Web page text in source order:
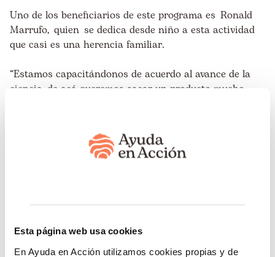
Esta página web usa cookies
En Ayuda en Acción utilizamos cookies propias y de
Uno de los beneficiarios de este programa es Ronald
Marrufo, quien se dedica desde niño a esta actividad
que casi es una herencia familiar.
“Estamos capacitándonos de acuerdo al avance de la
ciencia, de acá queremos sacar un producto mucho
Aquí, los apicultores son empíricos, pero junto
Ayuda en Accióny esfuerzos triangulados con
instituciones comoSenasa, se trabajan estrategias
Miel de abeja, polen y propóleo